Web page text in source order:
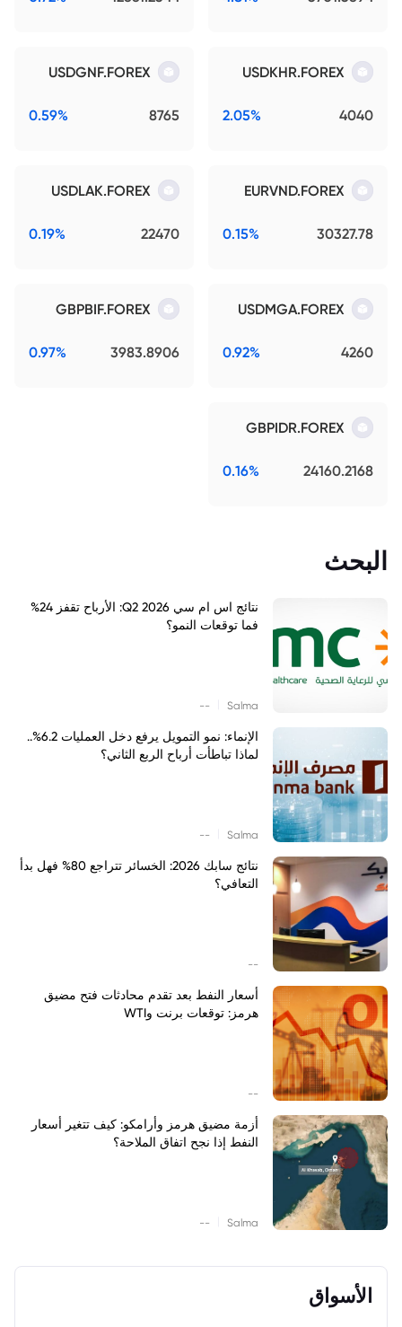
USDKHR.FOREX
4040
2.05%
USDGNF.FOREX
8765
0.59%
EURVND.FOREX
30327.78
0.15%
USDLAK.FOREX
22470
0.19%
USDMGA.FOREX
4260
0.92%
GBPBIF.FOREX
3983.8906
0.97%
GBPIDR.FOREX
24160.2168
0.16%
البحث
نتائج اس ام سي Q2 2026: الأرباح تقفز 24%
فما توقعات النمو؟
Salma
--
الإنماء: نمو التمويل يرفع دخل العمليات 6.2%..
لماذا تباطأت أرباح الربع الثاني؟
Salma
--
نتائج سابك 2026: الخسائر تتراجع 80% فهل بدأ
التعافي؟
--
أسعار النفط بعد تقدم محادثات فتح مضيق
هرمز: توقعات برنت وWTI
--
أزمة مضيق هرمز وأرامكو: كيف تتغير أسعار
النفط إذا نجح اتفاق الملاحة؟
Salma
--
الأسواق